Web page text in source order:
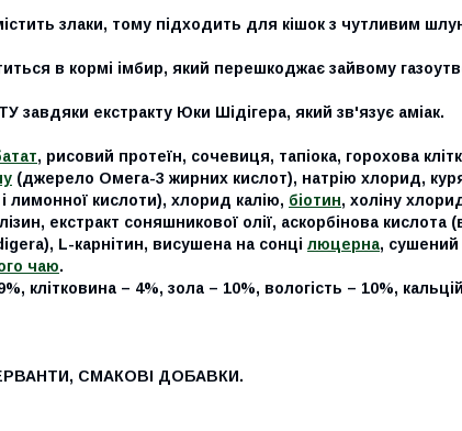
злаки, тому підходить для кішок з чутливим
в кормі імбир, який перешкоджає зайвому
екстракту Юки Шідігера, який зв'язує аміак.
, рисовий протеїн, сочевиця, тапіока, горохова
(джерело Омега-3 жирних кислот), натрію хлорид,
кислоти), хлорид калію, біотин, холіну
екстракт соняшникової олії, аскорбінова кислота
L-карнітин, висушена на сонці люцерна, сушений
чаю.
клітковина – 4%, зола – 10%, вологість – 10%,
СМАКОВІ ДОБАВКИ.